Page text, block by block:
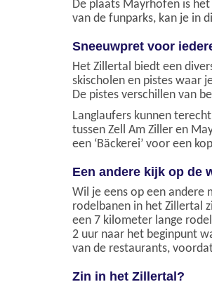
De plaats Mayrhofen is
van de funparks, kan je in
Sneeuwpret voor
Het Zillertal biedt een
skischolen en pistes waar
De pistes verschillen van
Langlaufers kunnen
tussen Zell Am Ziller en
een ‘Bäckerei’ voor een
Een andere kijk op de
Wil je eens op een andere
rodelbanen in het Zillertal
een 7 kilometer lange
2 uur naar het beginpunt
van de restaurants,
Zin in het Zillertal?